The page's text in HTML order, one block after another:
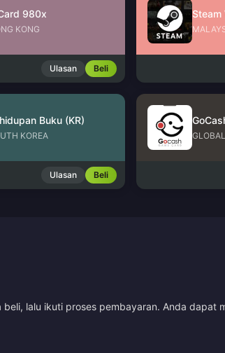
980x
KONG
Ulasan Beli
Steam
Buku (KR)
KOREA
Ulasan Beli
GLOBAL
lalu ikuti proses pembayaran. Anda dapat